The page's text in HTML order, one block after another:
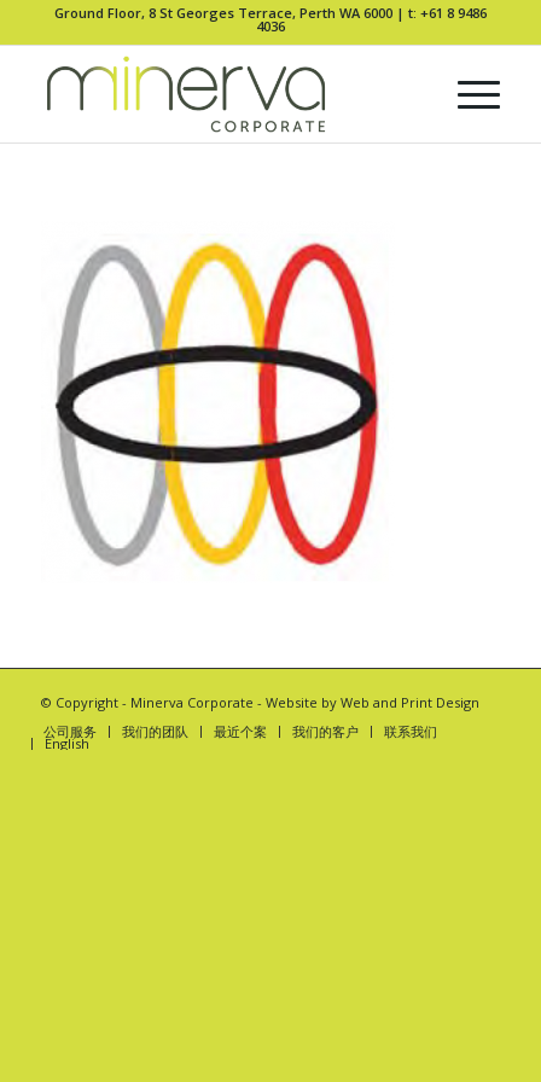
Ground Floor, 8 St Georges Terrace, Perth WA 6000 | t: +61 8 9486
4036
© Copyright - Minerva Corporate - Website by Web and Print Design
公司服务
我们的团队 最近个案 我们的客户 联系我们
English